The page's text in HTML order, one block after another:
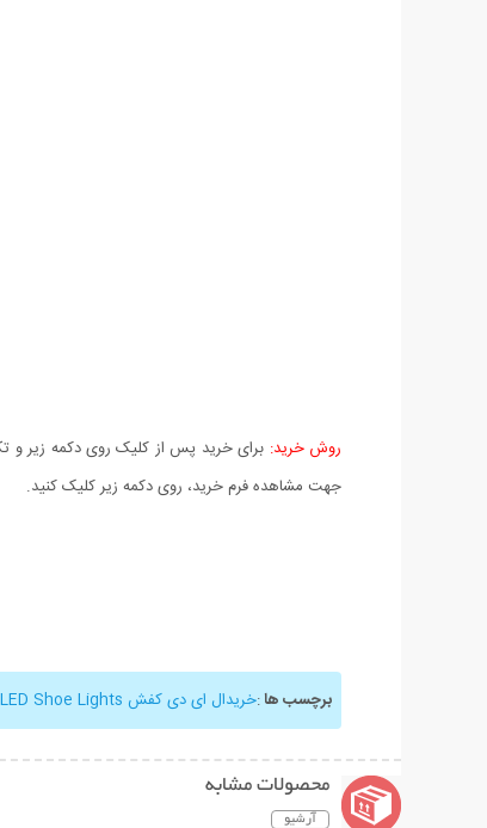
روش خرید: برای خرید پس از کلیک روی دکمه زیر و
جهت مشاهده فرم خرید، روی دکمه زیر کلیک کنید.
برچسب ها:خریدال ای دی کفش LED Shoe Lights
محصولات مشابه
آرشیو